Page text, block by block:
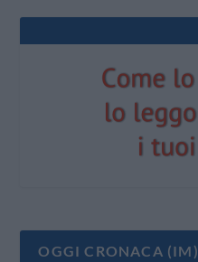
OGGI CRONACA (IM)